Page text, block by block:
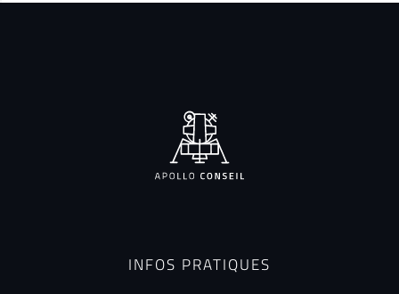
INFOS PRATIQUES